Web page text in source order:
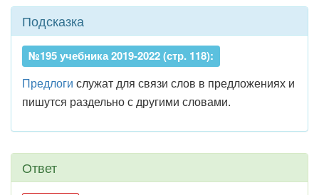
Подсказка
№195 учебника 2019-2022 (стр. 118):
Предлоги служат для связи слов в предложениях и
пишутся раздельно с другими словами.
Ответ